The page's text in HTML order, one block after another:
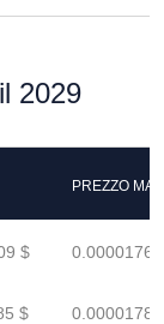
2029
PREZZO
$
$